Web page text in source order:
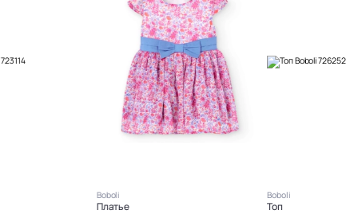
Boboli
Платье
Boboli
Топ